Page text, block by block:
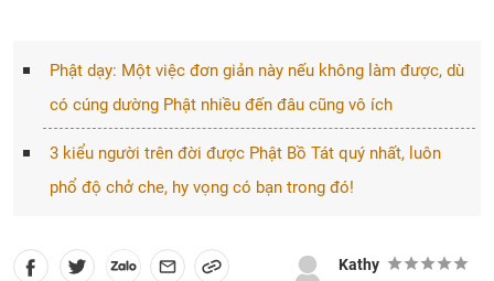
Phật dạy: Một việc đơn giản này nếu không làm được, dù
có cúng dường Phật nhiều đến đâu cũng vô ích
3 kiểu người trên đời được Phật Bồ Tát quý nhất, luôn
phổ độ chở che, hy vọng có bạn trong đó!
Kathy